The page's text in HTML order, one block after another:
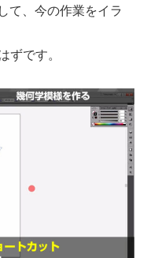
て、今の作業をイラ
です。